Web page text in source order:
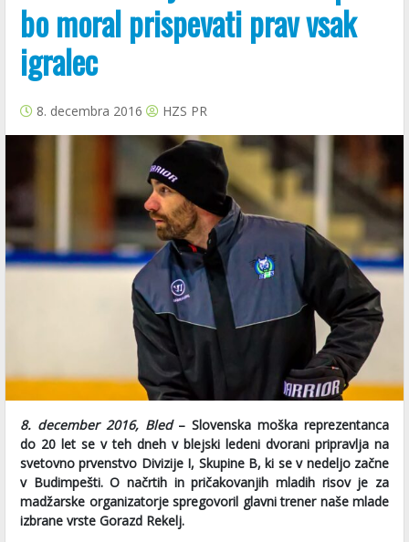
bo moral prispevati prav vsak
igralec
8. decembra 2016 HZS PR
8. december 2016, Bled– Slovenska moška reprezentanca
do 20 let se v teh dneh v blejski ledeni dvorani pripravlja na
svetovno prvenstvo Divizije I, Skupine B, ki se v nedeljo začne
v Budimpešti. O načrtih in pričakovanjih mladih risov je za
madžarske organizatorje spregovoril glavni trener naše mlade
izbrane vrste Gorazd Rekelj.